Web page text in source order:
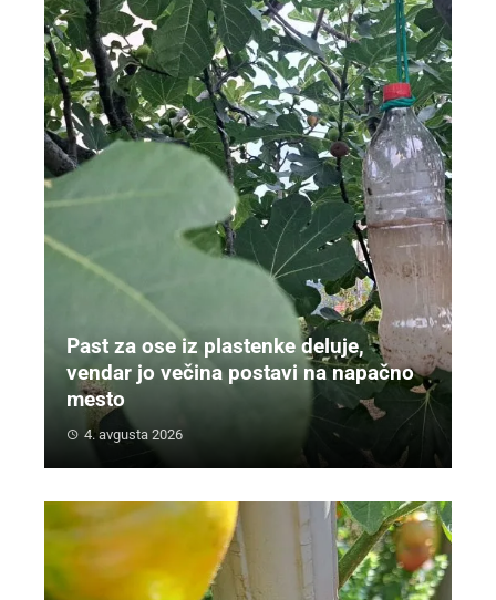
Past za ose iz plastenke deluje,
vendar jo večina postavi na napačno
mesto
4. avgusta 2026